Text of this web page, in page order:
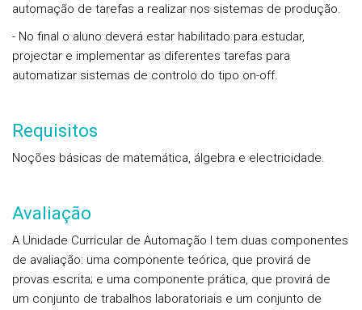
automação de tarefas a realizar nos sistemas de produção.
- No final o aluno deverá estar habilitado para estudar,
projectar e implementar as diferentes tarefas para
automatizar sistemas de controlo do tipo on-off.
Requisitos
Noções básicas de matemática, álgebra e electricidade.
Avaliação
A Unidade Curricular de Automação I tem duas componentes
de avaliação: uma componente teórica, que provirá de
provas escrita; e uma componente prática, que provirá de
um conjunto de trabalhos laboratoriais e um conjunto de